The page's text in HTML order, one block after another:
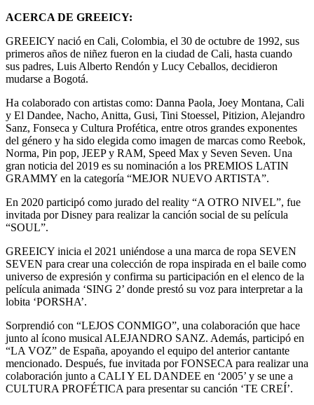
ACERCA DE GREEICY:
GREEICY nació en Cali, Colombia, el 30 de octubre de 1992, sus
primeros años de niñez fueron en la ciudad de Cali, hasta cuando
sus padres, Luis Alberto Rendón y Lucy Ceballos, decidieron
mudarse a Bogotá.
Ha colaborado con artistas como: Danna Paola, Joey Montana, Cali
y El Dandee, Nacho, Anitta, Gusi, Tini Stoessel, Pitizion, Alejandro
Sanz, Fonseca y Cultura Profética, entre otros grandes exponentes
del género y ha sido elegida como imagen de marcas como Reebok,
Norma, Pin pop, JEEP y RAM, Speed Max y Seven Seven. Una
gran noticia del 2019 es su nominación a los PREMIOS LATIN
GRAMMY en la categoría “MEJOR NUEVO ARTISTA”.
En 2020 participó como jurado del reality “A OTRO NIVEL”, fue
invitada por Disney para realizar la canción social de su película
“SOUL”.
GREEICY inicia el 2021 uniéndose a una marca de ropa SEVEN
SEVEN para crear una colección de ropa inspirada en el baile como
universo de expresión y confirma su participación en el elenco de la
película animada ‘SING 2’ donde prestó su voz para interpretar a la
lobita ‘PORSHA’.
Sorprendió con “LEJOS CONMIGO”, una colaboración que hace
junto al ícono musical ALEJANDRO SANZ. Además, participó en
“LA VOZ” de España, apoyando el equipo del anterior cantante
mencionado. Después, fue invitada por FONSECA para realizar una
colaboración junto a CALI Y EL DANDEE en ‘2005’ y se une a
CULTURA PROFÉTICA para presentar su canción ‘TE CREÍ’.